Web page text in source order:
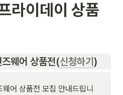
라이데이 상품
웨어 상품전(신청하기 )
어 상품전 모집 안내드립니